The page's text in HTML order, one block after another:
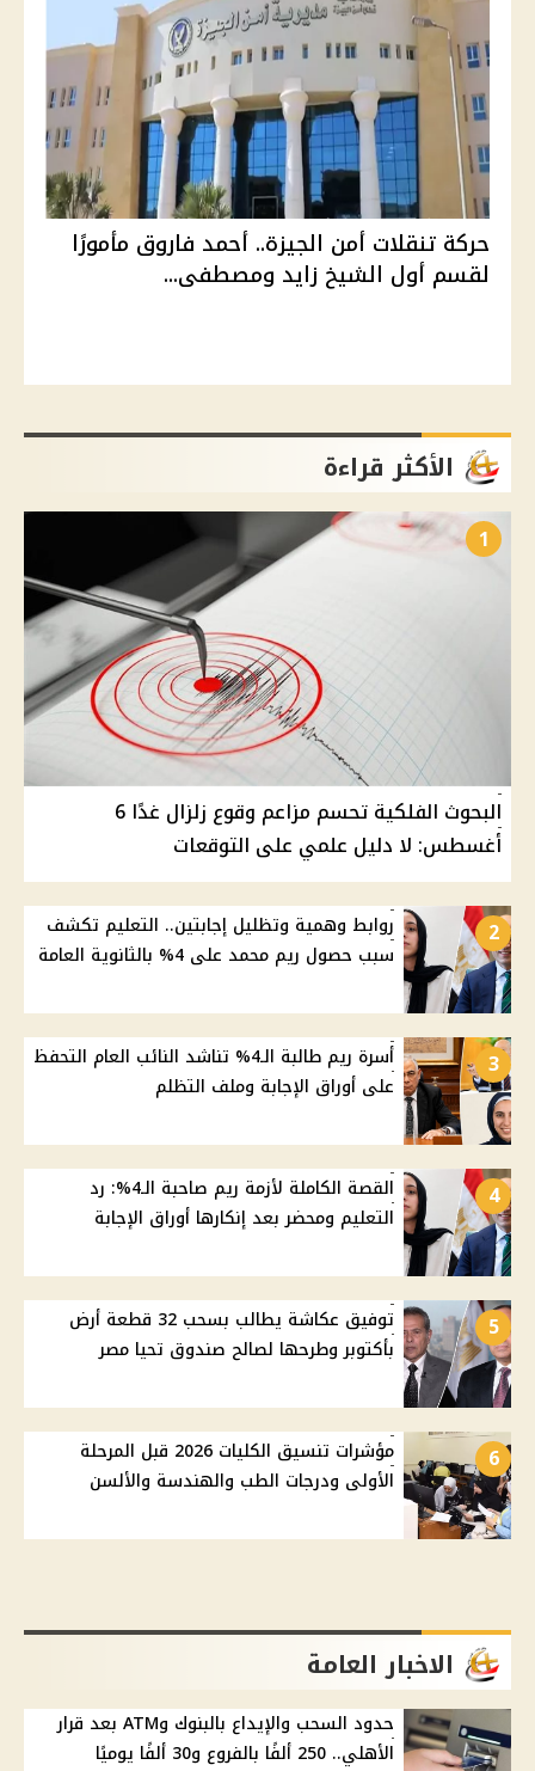
حركة تنقلات أمن الجيزة.. أحمد فاروق مأمورًا
لقسم أول الشيخ زايد ومصطفى...
الأكثر قراءة
1
البحوث الفلكية تحسم مزاعم وقوع زلزال غدًا 6
أغسطس: لا دليل علمي على التوقعات
2
روابط وهمية وتظليل إجابتين.. التعليم تكشف
سبب حصول ريم محمد على 4% بالثانوية العامة
3
أسرة ريم طالبة الـ4% تناشد النائب العام التحفظ
على أوراق الإجابة وملف التظلم
4
القصة الكاملة لأزمة ريم صاحبة الـ4%: رد
التعليم ومحضر بعد إنكارها أوراق الإجابة
5
توفيق عكاشة يطالب بسحب 32 قطعة أرض
بأكتوبر وطرحها لصالح صندوق تحيا مصر
6
مؤشرات تنسيق الكليات 2026 قبل المرحلة
الأولى ودرجات الطب والهندسة والألسن
الاخبار العامة
حدود السحب والإيداع بالبنوك وATM بعد قرار
الأهلي.. 250 ألفًا بالفروع و30 ألفًا يوميًا